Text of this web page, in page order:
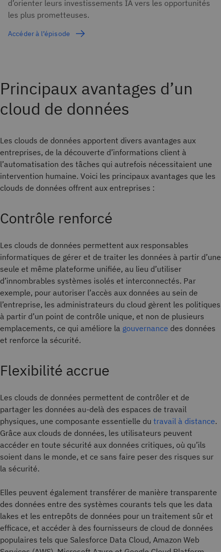
d’orienter leurs investissements IA vers les opportunités
les plus prometteuses.
Accéder à l’épisode
Principaux avantages d’un
cloud de données
Les clouds de données apportent divers avantages aux
entreprises, de la découverte d’informations client à
l’automatisation des tâches qui autrefois nécessitaient une
intervention humaine. Voici les principaux avantages que les
clouds de données offrent aux entreprises :
Contrôle renforcé
Les clouds de données permettent aux responsables
informatiques de gérer et de traiter les données à partir d’une
seule et même plateforme unifiée, au lieu d’utiliser
d’innombrables systèmes isolés et interconnectés. Par
exemple, pour autoriser l’accès aux données au sein de
l’entreprise, les administrateurs du cloud gèrent les politiques
à partir d’un point de contrôle unique, et non de plusieurs
emplacements, ce qui améliore la gouvernance des données
et renforce la sécurité.
Flexibilité accrue
Les clouds de données permettent de contrôler et de
partager les données au-delà des espaces de travail
physiques, une composante essentielle du travail à distance.
Grâce aux clouds de données, les utilisateurs peuvent
accéder en toute sécurité aux données critiques, où qu’ils
soient dans le monde, et ce sans faire peser des risques sur
la sécurité.
Elles peuvent également transférer de manière transparente
des données entre des systèmes courants tels que les data
lakes et les entrepôts de données pour un traitement sûr et
efficace, et accéder à des fournisseurs de cloud de données
populaires tels que Salesforce Data Cloud, Amazon Web